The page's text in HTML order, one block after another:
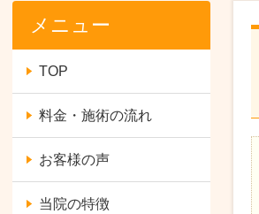
メニュー
TOP
料金・施術の流れ
お客様の声
当院の特徴